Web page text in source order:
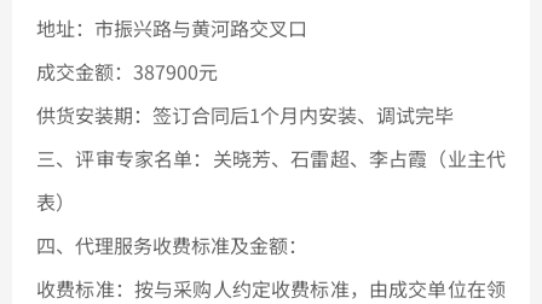
地址：市振兴路与黄河路交叉口
成交金额： 387900元
供货安装期：签订合同后1个月内安装、调试完毕
三、评审专家名单：关晓芳、石雷超、李占霞（业主代
表）
四、代理服务收费标准及金额：
收费标准：按与采购人约定收费标准，由成交单位在领